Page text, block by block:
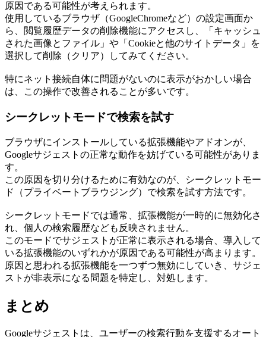
原因である可能性が考えられます。
使用しているブラウザ（GoogleChromeなど）の設定画面か
ら、閲覧履歴データの削除機能にアクセスし、「キャッシュ
された画像とファイル」や「Cookieと他のサイトデータ」を
選択して削除（クリア）してみてください。
特にネット接続自体に問題がないのに表示がおかしい場合
は、この操作で改善されることが多いです。
シークレットモードで検索を試す
ブラウザにインストールしている拡張機能やアドオンが、
Googleサジェストの正常な動作を妨げている可能性がありま
す。
この原因を切り分けるために有効なのが、シークレットモー
ド（プライベートブラウジング）で検索を試す方法です。
シークレットモードでは通常、拡張機能が一時的に無効化さ
れ、個人の検索履歴なども反映されません。
このモードでサジェストが正常に表示される場合、導入して
いる拡張機能のいずれかが原因である可能性が高まります。
原因と思われる拡張機能を一つずつ無効にしていき、サジェ
ストが非表示になる問題を特定し、対処します。
まとめ
Googleサジェストは、ユーザーの検索行動を支援するオート